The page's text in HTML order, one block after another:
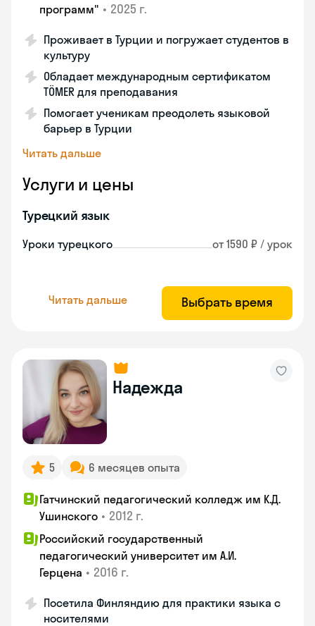
программ" • 2025 г.
Проживает в Турции и погружает студентов в
культуру
Обладает международным сертификатом
TÖMER для преподавания
Помогает ученикам преодолеть языковой
барьер в Турции
Читать дальше
Услуги и цены
Турецкий язык
Уроки турецкого от 1590 ₽ / урок
Читать дальше Выбрать время
Надежда
5 6 месяцев опыта
Гатчинский педагогический колледж им К.Д.
Ушинского • 2012 г.
Российский государственный
педагогический университет им А.И.
Герцена • 2016 г.
Посетила Финляндию для практики языка с
носителями